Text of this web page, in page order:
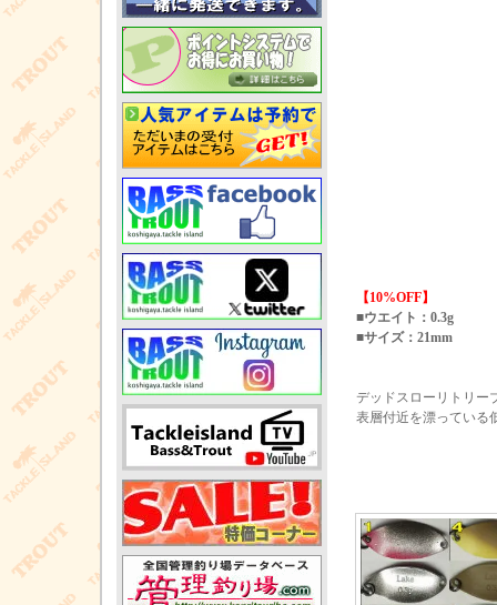
【10%OFF】
■ウエイト：0.3g
■サイズ：21mm
デッドスローリトリー
表層付近を漂っている